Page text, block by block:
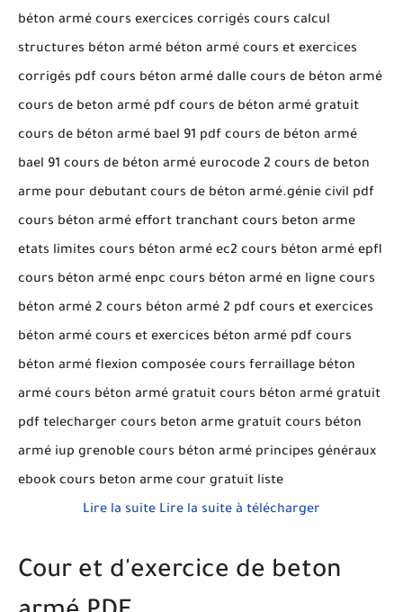
béton armé cours exercices corrigés cours calcul
structures béton armé béton armé cours et exercices
corrigés pdf cours béton armé dalle cours de béton armé
cours de beton armé pdf cours de béton armé gratuit
cours de béton armé bael 91 pdf cours de béton armé
bael 91 cours de béton armé eurocode 2 cours de beton
arme pour debutant cours de béton armé.génie civil pdf
cours béton armé effort tranchant cours beton arme
etats limites cours béton armé ec2 cours béton armé epfl
cours béton armé enpc cours béton armé en ligne cours
béton armé 2 cours béton armé 2 pdf cours et exercices
béton armé cours et exercices béton armé pdf cours
béton armé flexion composée cours ferraillage béton
armé cours béton armé gratuit cours béton armé gratuit
pdf telecharger cours beton arme gratuit cours béton
armé iup grenoble cours béton armé principes généraux
ebook cours beton arme cour gratuit liste
Lire la suite Lire la suite à télécharger
Cour et d'exercice de beton